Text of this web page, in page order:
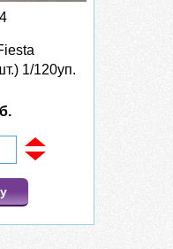
1/120уп.